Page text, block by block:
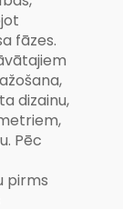
fāzes.
dizainu,
Pēc
pirms